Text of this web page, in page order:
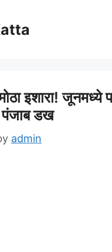
इशारा! जूनमध्ये
पंजाब डख
admin